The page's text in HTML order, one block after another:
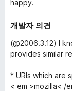
happy.
개발자 의견
(@2006.3.12) I
provides similar
* URIs which are
< em >mozilla< /